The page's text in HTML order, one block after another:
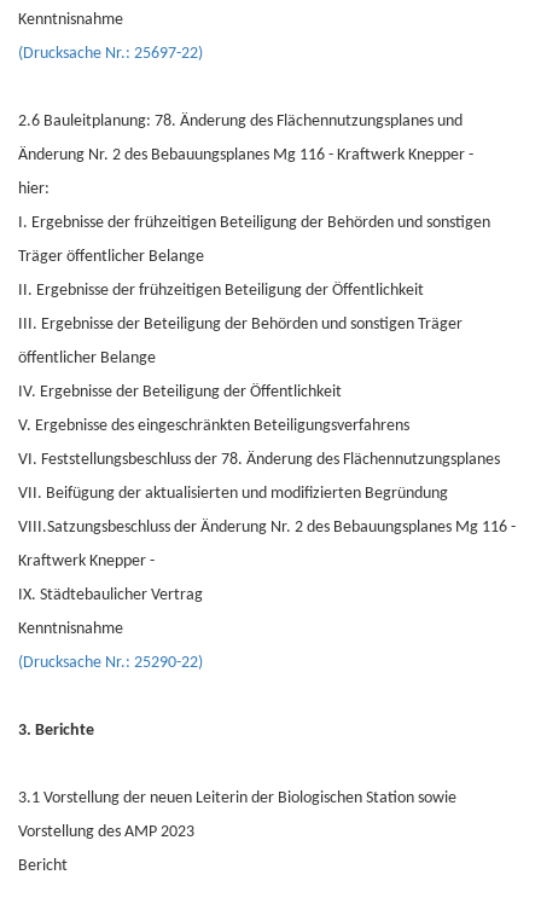
Kenntnisnahme
(Drucksache Nr.: 25697-22)
2.6 Bauleitplanung: 78. Änderung des Flächennutzungsplanes und
Änderung Nr. 2 des Bebauungsplanes Mg 116 - Kraftwerk Knepper -
hier:
I. Ergebnisse der frühzeitigen Beteiligung der Behörden und sonstigen
Träger öffentlicher Belange
II. Ergebnisse der frühzeitigen Beteiligung der Öffentlichkeit
III. Ergebnisse der Beteiligung der Behörden und sonstigen Träger
öffentlicher Belange
IV. Ergebnisse der Beteiligung der Öffentlichkeit
V. Ergebnisse des eingeschränkten Beteiligungsverfahrens
VI. Feststellungsbeschluss der 78. Änderung des Flächennutzungsplanes
VII. Beifügung der aktualisierten und modifizierten Begründung
VIII.Satzungsbeschluss der Änderung Nr. 2 des Bebauungsplanes Mg 116 -
Kraftwerk Knepper -
IX. Städtebaulicher Vertrag
Kenntnisnahme
(Drucksache Nr.: 25290-22)
3. Berichte
3.1 Vorstellung der neuen Leiterin der Biologischen Station sowie
Vorstellung des AMP 2023
Bericht